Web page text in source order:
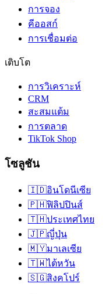
การจอง
คีออสก์
การเชื่อมต่อ
เติบโต
การวิเคราะห์
CRM
สะสมแต้ม
การตลาด
TikTok Shop
โซลูชัน
🇮🇩อินโดนีเซีย
🇵🇭ฟิลิปปินส์
🇹🇭ประเทศไทย
🇯🇵ญี่ปุ่น
🇲🇾มาเลเซีย
🇹🇼ไต้หวัน
🇸🇬สิงคโปร์